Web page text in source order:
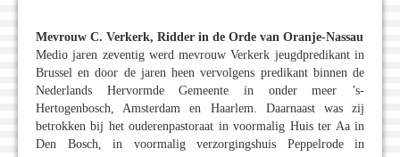
Mevrouw C. Verkerk, Ridder in de Orde van Oranje-Nassau
Medio jaren zeventig werd mevrouw Verkerk jeugdpredikant in
Brussel en door de jaren heen vervolgens predikant binnen de
Nederlands Hervormde Gemeente in onder meer ’s-
Hertogenbosch, Amsterdam en Haarlem. Daarnaast was zij
betrokken bij het ouderenpastoraat in voormalig Huis ter Aa in
Den Bosch, in voormalig verzorgingshuis Peppelrode in